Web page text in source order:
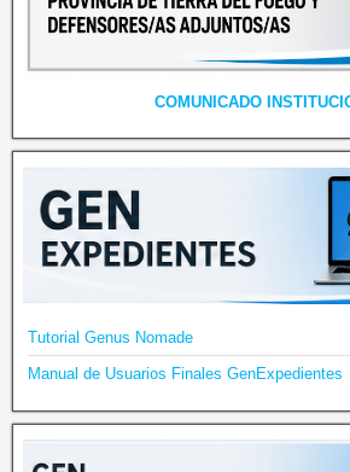
COMUNICADO
Tutorial Genus Nomade
Manual de Usuarios Finales GenExpedientes